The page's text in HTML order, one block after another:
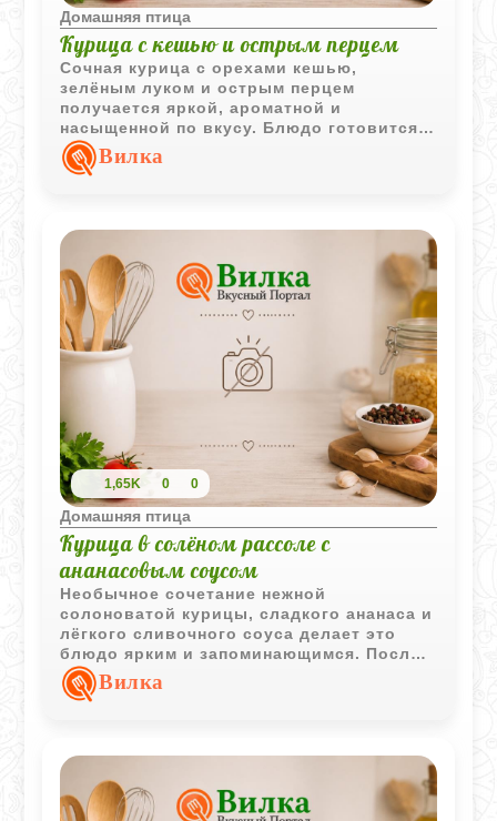
Домашняя птица
Курица с кешью и острым перцем
Сочная курица с орехами кешью,
зелёным луком и острым перцем
получается яркой, ароматной и
насыщенной по вкусу. Блюдо готовится
быстро и отлично подходит для
любителей пикантной азиатской кухни.
Вилка
1,65K 0 0
Домашняя птица
Курица в солёном рассоле с
ананасовым соусом
Необычное сочетание нежной
солоноватой курицы, сладкого ананаса и
лёгкого сливочного соуса делает это
блюдо ярким и запоминающимся. После
выдержки в рассоле мясо получается
особенно мягким и сочным, а
Вилка